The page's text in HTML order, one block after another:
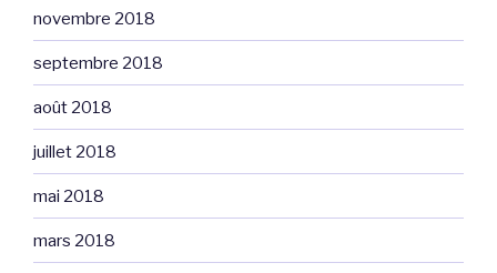
novembre 2018
septembre 2018
août 2018
juillet 2018
mai 2018
mars 2018